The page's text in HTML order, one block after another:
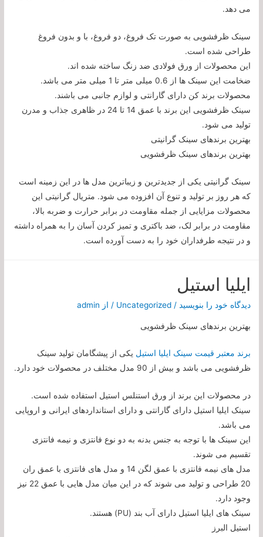
می دهد.
سینک ظرفشویی به صورت تک فروغ، دو فروغ، با و بدون فروغ
طراحی شده است.
این محصولات از ورق فولادی ضد زنگ ساخته شده اند.
ضخامت این سینک ها از 0.6 میلی متر تا 1 میلی متر می باشد.
محصولات برند کن دارای گارانتی و لوازم جانبی می باشند.
سینک ظرفشویی این برند با عمق 14 تا 24 در ظاهری جذاب و مدرن
تولید می شود.
بهترین برندهای سینک گرانیتی
بهترین برندهای سینک ظرفشویی
سینک گرانیتی یکی از جدیدترین و زیباترین مدل ها در این زمینه است
که هر روز بر تولید و تنوع آن افزوده می شود. متریال گرانیتی این
محصولات مزایایی از جمله مقاومت در برابر حرارت و ضربه بالا،
مقاومت در برابر لک، ضد باکتری و تمیز کردن آسان را به همراه داشته
و در نتیجه طرفداران خود را به دست آورده است.
ایلیا استیل
دیدگاه‌ خود را بنویسید /
Uncategorized / از admin
بهترین برندهای سینک ظرفشویی
برند معتبر قیمت سینک ایلیا استیل یکی از پیشگامان تولید سینک
ظرفشویی می باشد و بیش از 90 مدل مختلف در محصولات خود دارد.
در محصولات این برند از ورق استنلس استیل استفاده شده است.
سینک ایلیا استیل دارای گارانتی و دارای استانداردهای ایرانی و اروپایی
می باشد.
این سینک ها با توجه به جنس بدنه به دو نوع فانتزی و نیمه فانتزی
تقسیم می شوند.
مدل های نیمه فانتزی با عمق لگن 14 و مدل های فانتزی با عمق ران
20 طراحی و تولید می شوند که در این میان مدل هایی با عمق 22 نیز
وجود دارد.
سینک های ایلیا استیل دارای آب بند (PU) هستند.
استیل البرز